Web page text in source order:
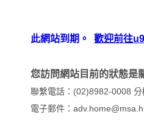
此網站到期。 歡迎前往
您訪問網站目前的狀態是
聯繫電話：(02)8982-0008
電子郵件：